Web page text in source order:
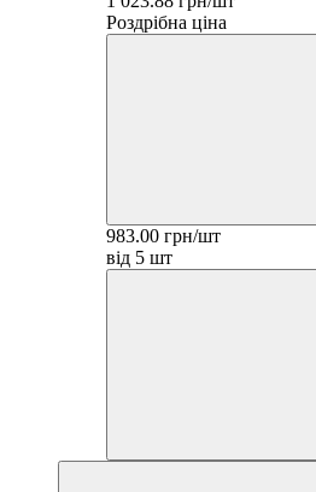
Роздрібна ціна
983.00 грн/шт
від 5 шт